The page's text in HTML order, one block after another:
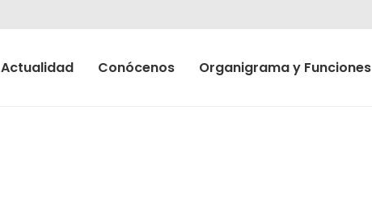
Actualidad Conócenos Organigrama y Funciones